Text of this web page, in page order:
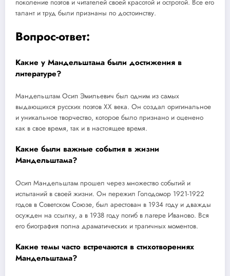
поколение поэтов и читателей своей красотой и остротой. Все его
талант и труд были признаны по достоинству.
Вопрос-ответ:
Какие у Мандельштама были достижения в
литературе?
Мандельштам Осип Эмильевич был одним из самых
выдающихся русских поэтов XX века. Он создал оригинальное
и уникальное творчество, которое было признано и оценено
как в свое время, так и в настоящее время.
Какие были важные события в жизни
Мандельштама?
Осип Мандельштам прошел через множество событий и
испытаний в своей жизни. Он пережил Голодомор 1921-1922
годов в Советском Союзе, был арестован в 1934 году и дважды
осужден на ссылку, а в 1938 году погиб в лагере Иваново. Вся
его биография полна драматических и трагичных моментов.
Какие темы часто встречаются в стихотворениях
Мандельштама?